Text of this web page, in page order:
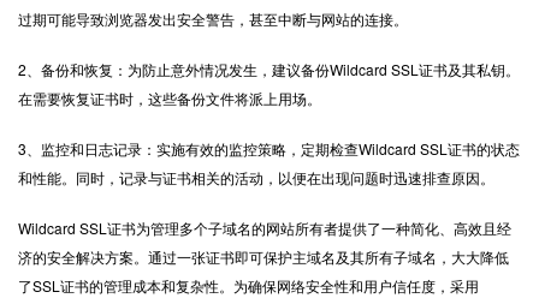
过期可能导致浏览器发出安全警告，甚至中断与网站的连接。
2、备份和恢复：为防止意外情况发生，建议备份Wildcard SSL证书及其私钥。
在需要恢复证书时，这些备份文件将派上用场。
3、监控和日志记录：实施有效的监控策略，定期检查Wildcard SSL证书的状态
和性能。同时，记录与证书相关的活动，以便在出现问题时迅速排查原因。
Wildcard SSL证书为管理多个子域名的网站所有者提供了一种简化、高效且经
济的安全解决方案。通过一张证书即可保护主域名及其所有子域名，大大降低
了SSL证书的管理成本和复杂性。为确保网络安全性和用户信任度，采用